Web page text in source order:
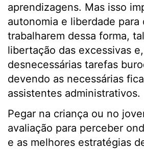
aprendizagens. Mas isso
autonomia e liberdade para
trabalharem dessa forma,
libertação das excessivas
desnecessárias tarefas
devendo as necessárias
assistentes administrativos.
Pegar na criança ou no
avaliação para perceber
e as melhores estratégias